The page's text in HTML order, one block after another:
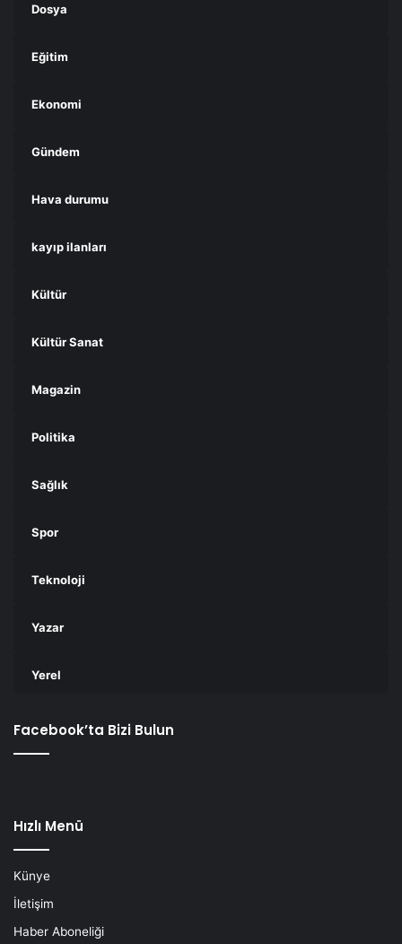
Dosya
Eğitim
Ekonomi
Gündem
Hava durumu
kayıp ilanları
Kültür
Kültür Sanat
Magazin
Politika
Sağlık
Spor
Teknoloji
Yazar
Yerel
Facebook’ta Bizi Bulun
Hızlı Menü
Künye
İletişim
Haber Aboneliği